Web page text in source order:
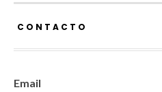
CONTACTO
Email